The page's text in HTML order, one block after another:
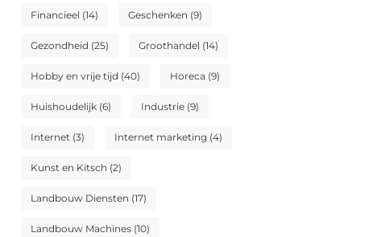
Financieel (14) Geschenken (9)
Gezondheid (25) Groothandel (14)
Hobby en vrije tijd (40) Horeca (9)
Huishoudelijk (6) Industrie (9)
Internet (3) Internet marketing (4)
Kunst en Kitsch (2)
Landbouw Diensten (17)
Landbouw Machines (10)